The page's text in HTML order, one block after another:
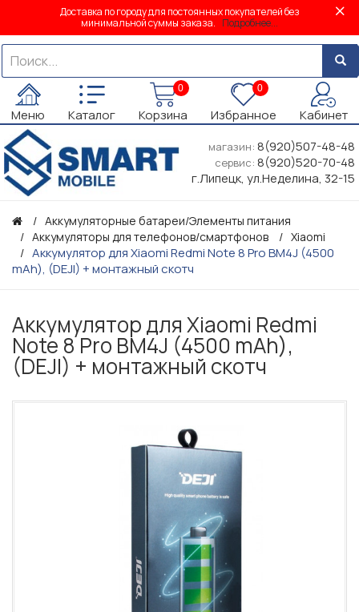
Доставка по городу для постоянных покупателей без
минимальной суммы заказа. Подробнее...
Меню Каталог
0
Корзина
0
Избранное Кабинет
магазин: 8(920)507-48-48
сервис: 8(920)520-70-48
г.Липецк, ул.Неделина, 32-15
Аккумуляторные батареи/Элементы питания
Аккумуляторы для телефонов/смартфонов
Xiaomi
Аккумулятор для Xiaomi Redmi Note 8 Pro BM4J (4500
mAh), (DEJI) + монтажный скотч
Аккумулятор для Xiaomi Redmi
Note 8 Pro BM4J (4500 mAh),
(DEJI) + монтажный скотч